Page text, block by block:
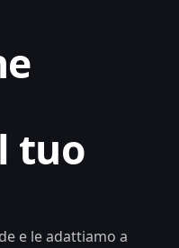
tuo
e le adattiamo a